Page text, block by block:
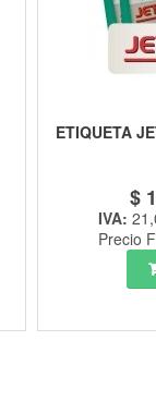
ETIQUETA
$
IVA:
Precio